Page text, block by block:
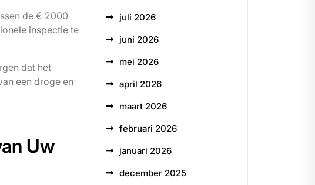
de € 2000
inspectie te
dat het
een droge en
Uw
juli 2026
juni 2026
mei 2026
april 2026
maart 2026
februari 2026
januari 2026
december 2025